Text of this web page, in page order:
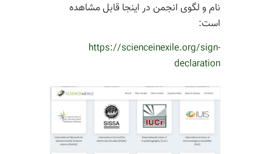
نام و لگوی انجمن در اینجا قابل مشاهده
است:
https://scienceinexile.org/sign-
declaration